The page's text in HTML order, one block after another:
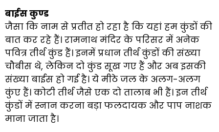
बाईस कुण्ड
जैसा कि नाम से प्रतीत हो रहा है कि यहां हम कुंडों की
बात कर रहे हैं। रामनाथ मंदिर के परिसर में अनेक
पवित्र तीर्थ कुंड हैं। इनमें प्रधान तीर्थ कुंडों की संख्या
चौबीस थे, लेकिन दो कुंड सूख गए हैं और अब इसकी
संख्या बाईस हो गई है। ये मीठे जल के अलग-अलग
कुंए हैं। कोटी तीर्थ जैसे एक दो तालाब भी हैं। इन तीर्थ
कुंडों में स्नान करना बड़ा फलदायक और पाप नाशक
माना जाता है।